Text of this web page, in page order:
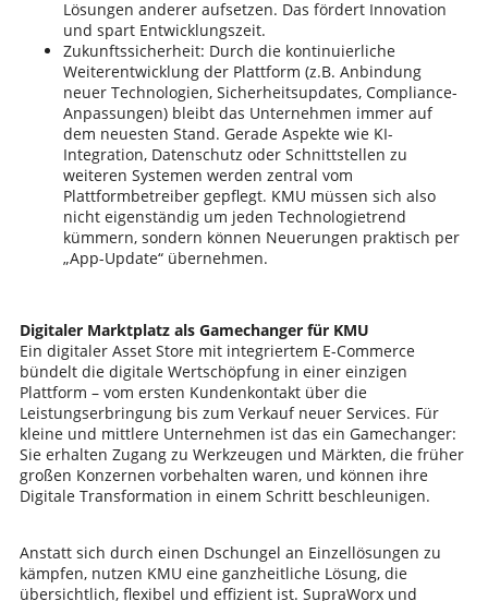
Lösungen anderer aufsetzen. Das fördert Innovation
und spart Entwicklungszeit.
Zukunftssicherheit: Durch die kontinuierliche
Weiterentwicklung der Plattform (z.B. Anbindung
neuer Technologien, Sicherheitsupdates, Compliance-
Anpassungen) bleibt das Unternehmen immer auf
dem neuesten Stand. Gerade Aspekte wie KI-
Integration, Datenschutz oder Schnittstellen zu
weiteren Systemen werden zentral vom
Plattformbetreiber gepflegt. KMU müssen sich also
nicht eigenständig um jeden Technologietrend
kümmern, sondern können Neuerungen praktisch per
„App-Update“ übernehmen.
Digitaler Marktplatz als Gamechanger für KMU
Ein digitaler Asset Store mit integriertem E-Commerce
bündelt die digitale Wertschöpfung in einer einzigen
Plattform – vom ersten Kundenkontakt über die
Leistungserbringung bis zum Verkauf neuer Services. Für
kleine und mittlere Unternehmen ist das ein Gamechanger:
Sie erhalten Zugang zu Werkzeugen und Märkten, die früher
großen Konzernen vorbehalten waren, und können ihre
Digitale Transformation in einem Schritt beschleunigen.
Anstatt sich durch einen Dschungel an Einzellösungen zu
kämpfen, nutzen KMU eine ganzheitliche Lösung, die
übersichtlich, flexibel und effizient ist. SupraWorx und